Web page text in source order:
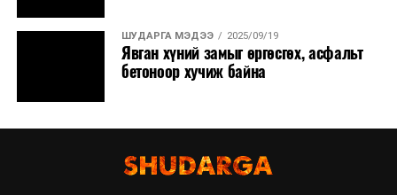
ШУДАРГА МЭДЭЭ 2025/09/19
Явган хүний замыг өргөсгөх, асфальт
бетоноор хучиж байна